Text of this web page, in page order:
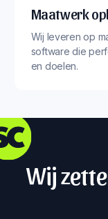
Maatwerk
Wij leveren op
software die
en doelen.
Wij